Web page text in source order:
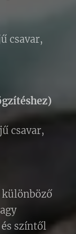
csavar,
csavar,
különböző
színtől